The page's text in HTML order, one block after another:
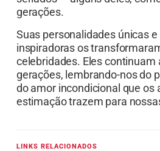
gerações.
Suas personalidades únicas
inspiradoras os
celebridades. Eles continuam
gerações, lembrando-nos do
do amor incondicional que os
estimação trazem para
LINKS RELACIONADOS